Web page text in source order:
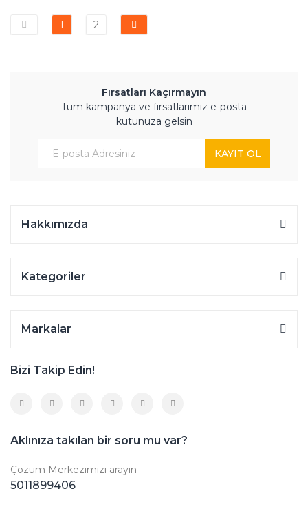
1 2
Fırsatları Kaçırmayın
Tüm kampanya ve fırsatlarımız e-posta
kutunuza gelsin
KAYIT OL
Hakkımızda
Kategoriler
Markalar
Bizi Takip Edin!
Aklınıza takılan bir soru mu var?
Çözüm Merkezimizi arayın
5011899406